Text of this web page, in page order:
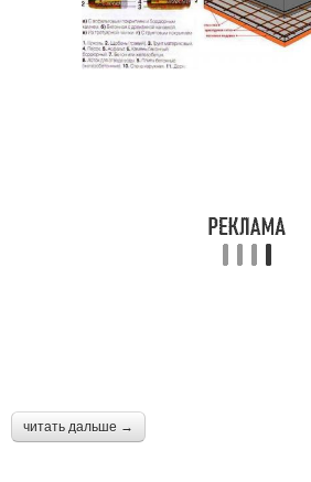
читать дальше →